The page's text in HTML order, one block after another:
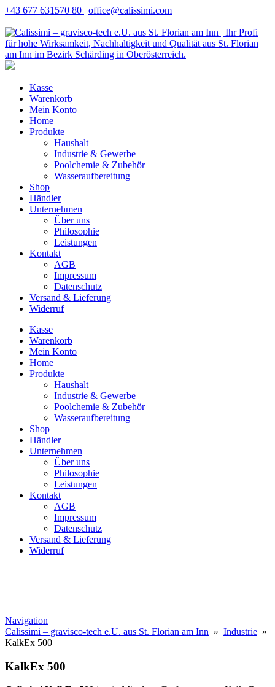
+43 677 631570 80 | office@calissimi.com
|
Kasse
Warenkorb
Mein Konto
Home
Produkte
Haushalt
Industrie & Gewerbe
Poolchemie & Zubehör
Wasseraufbereitung
Shop
Händler
Unternehmen
Über uns
Philosophie
Leistungen
Kontakt
AGB
Impressum
Datenschutz
Versand & Lieferung
Widerruf
Kasse
Warenkorb
Mein Konto
Home
Produkte
Haushalt
Industrie & Gewerbe
Poolchemie & Zubehör
Wasseraufbereitung
Shop
Händler
Unternehmen
Über uns
Philosophie
Leistungen
Kontakt
AGB
Impressum
Datenschutz
Versand & Lieferung
Widerruf
Navigation
Calissimi – gravisco-tech e.U. aus St. Florian am Inn » Industrie »
KalkEx 500
KalkEx 500